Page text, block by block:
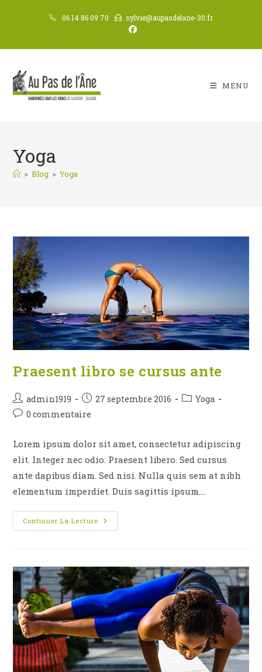
06 14 86 09 70 sylvie@aupasdelane-30.fr
MENU
Yoga
> Blog > Yoga
Praesent libro se cursus ante
Auteur/autrice
de
admin1919
Publication
publiée :
27 septembre 2016
PostYoga
Commentaires
publication :
0 commentaire
Lorem ipsum dolor sit amet, consectetur adipiscing
elit. Integer nec odio. Praesent libero. Sed cursus
ante dapibus diam. Sed nisi. Nulla quis sem at nibh
elementum imperdiet. Duis sagittis ipsum.…
Continuer La Lecture Praesent
Libro